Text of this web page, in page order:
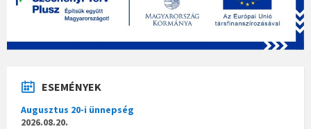
ESEMÉNYEK
Augusztus 20-i ünnepség
2026.08.20.